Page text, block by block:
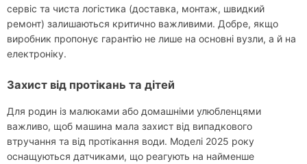
сервіс та чиста логістика (доставка, монтаж, швидкий
ремонт) залишаються критично важливими. Добре, якщо
виробник пропонує гарантію не лише на основні вузли, а й на
електроніку.
Захист від протікань та дітей
Для родин із малюками або домашніми улюбленцями
важливо, щоб машина мала захист від випадкового
втручання та від протікання води. Моделі 2025 року
оснащуються датчиками, що реагують на найменше